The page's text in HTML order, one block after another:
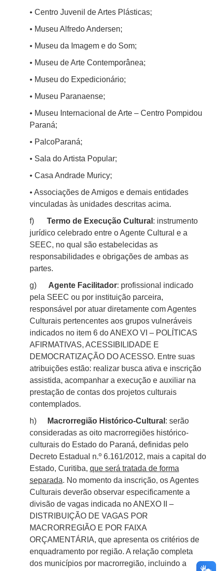
• Centro Juvenil de Artes Plásticas;
• Museu Alfredo Andersen;
• Museu da Imagem e do Som;
• Museu de Arte Contemporânea;
• Museu do Expedicionário;
• Museu Paranaense;
• Museu Internacional de Arte – Centro Pompidou
Paraná;
• PalcoParaná;
• Sala do Artista Popular;
• Casa Andrade Muricy;
• Associações de Amigos e demais entidades
vinculadas às unidades descritas acima.
f)
Termo de Execução Cultural : instrumento
jurídico celebrado entre o Agente Cultural e a
SEEC, no qual são estabelecidas as
responsabilidades e obrigações de ambas as
partes.
g)
Agente Facilitador: profissional indicado
pela SEEC ou por instituição parceira,
responsável por atuar diretamente com Agentes
Culturais pertencentes aos grupos vulneráveis
indicados no item 6do ANEXO VI – POLÍTICAS
AFIRMATIVAS, ACESSIBILIDADE E
DEMOCRATIZAÇÃO DO ACESSO. Entre suas
atribuições estão: realizar busca ativa e inscrição
assistida, acompanhar a execução e auxiliar na
prestação de contas dos projetos culturais
contemplados.
h)
Macrorregião Histórico-Cultural : serão
consideradas as oito macrorregiões histórico-
culturais do Estado do Paraná, definidas pelo
Decreto Estadual n.º 6.161/2012, mais a capital do
Estado, Curitiba, que será tratada de forma
separada. No momento da inscrição, os Agentes
Culturais deverão observar especificamente a
divisão de vagas indicada no ANEXO II –
DISTRIBUIÇÃO DE VAGAS POR
MACRORREGIÃO E POR FAIXA
ORÇAMENTÁRIA, que apresenta os critérios de
enquadramento por região. A relação completa
dos municípios por macrorregião, incluindo a